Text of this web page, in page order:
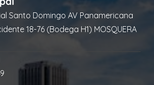
Santo Domingo AV Panamericana
18-76 (Bodega H1) MOSQUERA